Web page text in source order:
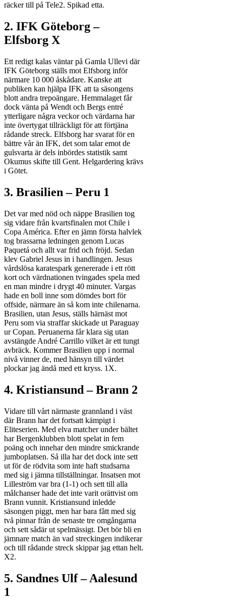
räcker till på Tele2. Spikad etta.
2. IFK Göteborg –
Elfsborg X
Ett redigt kalas väntar på Gamla Ullevi där
IFK Göteborg ställs mot Elfsborg inför
närmare 10 000 åskådare. Kanske att
publiken kan hjälpa IFK att ta säsongens
blott andra trepoängare. Hemmalaget får
dock vänta på Wendt och Bergs entré
ytterligare några veckor och värdarna har
inte övertygat tillräckligt för att förtjäna
rådande streck. Elfsborg har svarat för en
bättre vår än IFK, det som talar emot de
gulsvarta är dels inbördes statistik samt
Okumus skifte till Gent. Helgardering krävs
i Götet.
3. Brasilien – Peru 1
Det var med nöd och näppe Brasilien tog
sig vidare från kvartsfinalen mot Chile i
Copa América. Efter en jämn första halvlek
tog brassarna ledningen genom Lucas
Paquetá och allt var frid och fröjd. Sedan
klev Gabriel Jesus in i handlingen. Jesus
vårdslösa karatespark genererade i ett rött
kort och värdnationen tvingades spela med
en man mindre i drygt 40 minuter. Vargas
hade en boll inne som dömdes bort för
offside, närmare än så kom inte chilenarna.
Brasilien, utan Jesus, ställs härnäst mot
Peru som via straffar skickade ut Paraguay
ur Copan. Peruanerna får klara sig utan
avstängde André Carrillo vilket är ett tungt
avbräck. Kommer Brasilien upp i normal
nivå vinner de, med hänsyn till värdet
plockar jag ändå med ett kryss. 1X.
4. Kristiansund – Brann 2
Vidare till vårt närmaste grannland i väst
där Brann har det fortsatt kämpigt i
Eliteserien. Med elva matcher under bältet
har Bergenklubben blott spelat in fem
poäng och innehar den mindre smickrande
jumboplatsen. Så illa har det dock inte sett
ut för de rödvita som inte haft studsarna
med sig i jämna tillställningar. Insatsen mot
Lilleström var bra (1-1) och sett till alla
målchanser hade det inte varit orättvist om
Brann vunnit. Kristiansund inledde
säsongen piggt, men har bara fått med sig
två pinnar från de senaste tre omgångarna
och sett sådär ut spelmässigt. Det bör bli en
jämnare match än vad streckingen indikerar
och till rådande streck skippar jag ettan helt.
X2.
5. Sandnes Ulf – Aalesund
1